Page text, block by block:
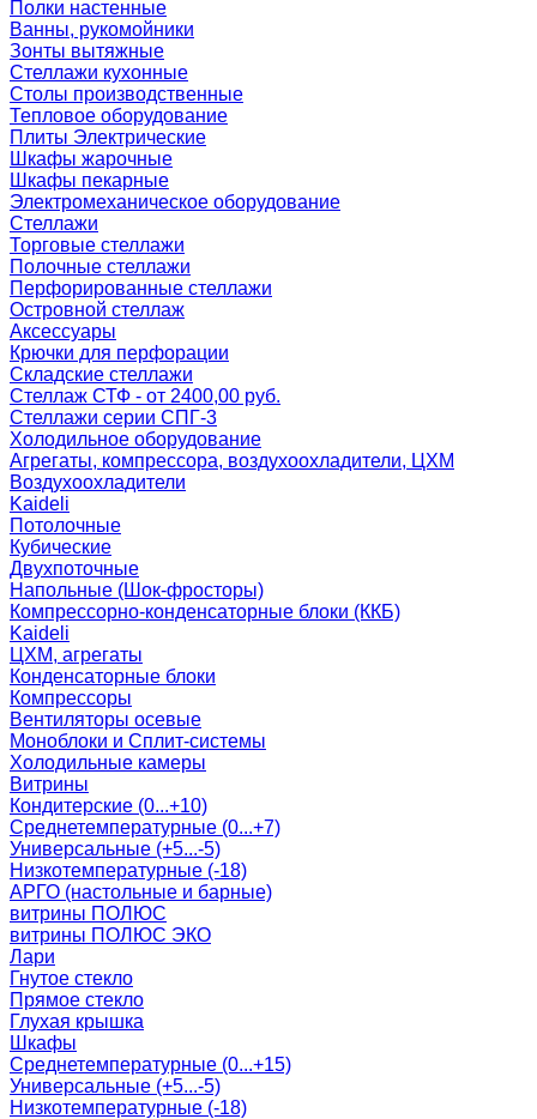
Полки настенные
Ванны, рукомойники
Зонты вытяжные
Стеллажи кухонные
Столы производственные
Тепловое оборудование
Плиты Электрические
Шкафы жарочные
Шкафы пекарные
Электромеханическое оборудование
Стеллажи
Торговые стеллажи
Полочные стеллажи
Перфорированные стеллажи
Островной стеллаж
Аксессуары
Крючки для перфорации
Складские стеллажи
Стеллаж СТФ - от 2400,00 руб.
Стеллажи серии СПГ-3
Холодильное оборудование
Агрегаты, компрессора, воздухоохладители, ЦХМ
Воздухоохладители
Kaideli
Потолочные
Кубические
Двухпоточные
Напольные (Шок-фросторы)
Компрессорно-конденсаторные блоки (ККБ)
Kaideli
ЦХМ, агрегаты
Конденсаторные блоки
Компрессоры
Вентиляторы осевые
Моноблоки и Сплит-системы
Холодильные камеры
Витрины
Кондитерские (0...+10)
Среднетемпературные (0...+7)
Универсальные (+5...-5)
Низкотемпературные (-18)
АРГО (настольные и барные)
витрины ПОЛЮС
витрины ПОЛЮС ЭКО
Лари
Гнутое стекло
Прямое стекло
Глухая крышка
Шкафы
Среднетемпературные (0...+15)
Универсальные (+5...-5)
Низкотемпературные (-18)